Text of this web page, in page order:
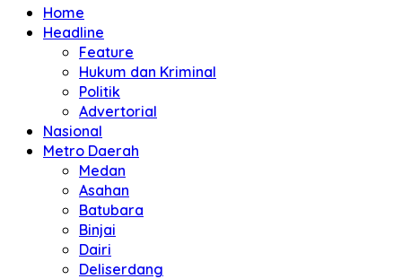
Home
Headline
Feature
Hukum dan Kriminal
Politik
Advertorial
Nasional
Metro Daerah
Medan
Asahan
Batubara
Binjai
Dairi
Deliserdang